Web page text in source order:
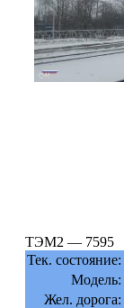
ТЭМ2 — 7595
Тек. состояние:
Модель:
Жел. дорога: